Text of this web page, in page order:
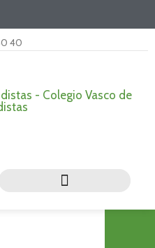
40
- Colegio Vasco de